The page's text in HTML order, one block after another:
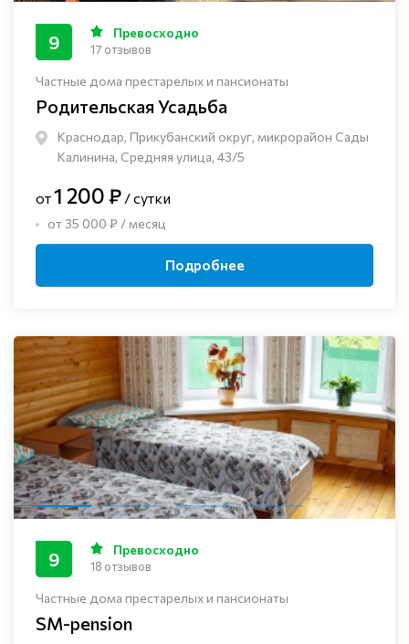
Частные дома престарелых и пансионаты
Родительская Усадьба
Краснодар, Прикубанский округ, микрорайон Сады
Калинина, Средняя улица, 43/5
9 Превосходно
17 отзывов
от1 200 ₽ / сутки
от 35 000 ₽ / месяц
Подробнее
Частные дома престарелых и пансионаты
SM-pension
9 Превосходно
18 отзывов